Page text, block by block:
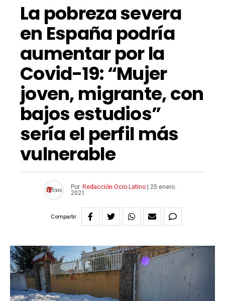
La pobreza severa
en España podría
aumentar por la
Covid-19: “Mujer
joven, migrante, con
bajos estudios”
sería el perfil más
vulnerable
Por Redacción Ocio Latino
25 enero
2021
Compartir